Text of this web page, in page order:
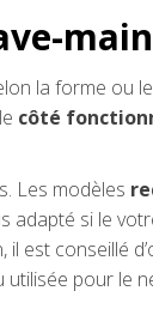
la forme ou
côté
Les modèles
adapté si le
il est conseillé
pour le